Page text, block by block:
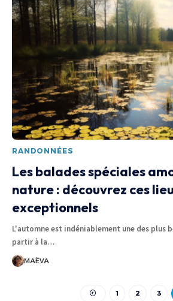
RANDONNÉES
Les balades spéciales
nature : découvrez ces
exceptionnels
L'automne est indéniablement une des plus
partir à la…
MAËVA
1 2 3